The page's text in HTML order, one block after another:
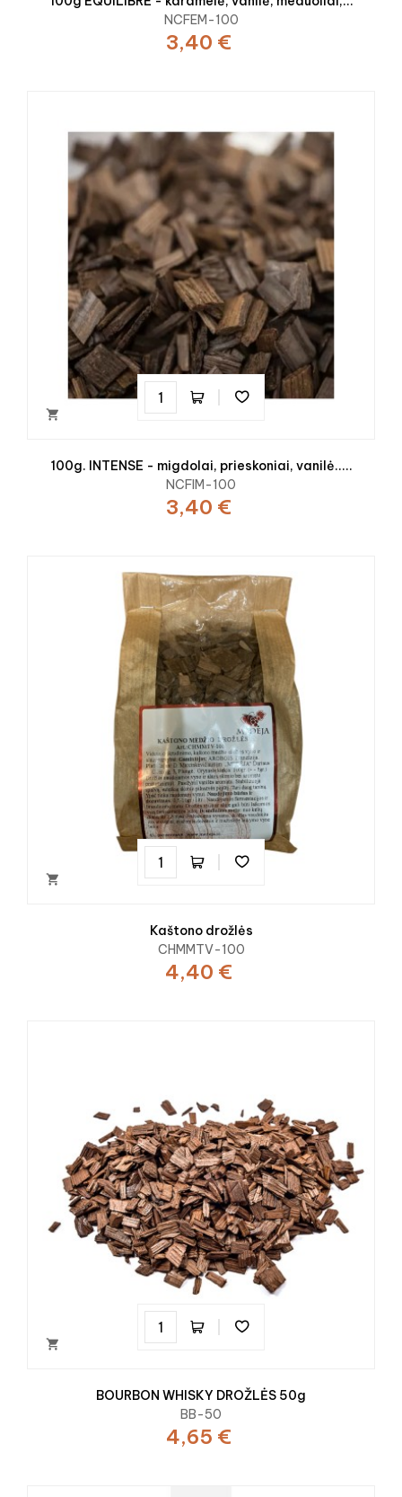
NCFEM-100
3,40 €

100g. INTENSE - migdolai, prieskoniai, vanilė.....
NCFIM-100
3,40 €

Kaštono drožlės
CHMMTV-100
4,40 €

BOURBON WHISKY DROŽLĖS 50g
BB-50
4,65 €